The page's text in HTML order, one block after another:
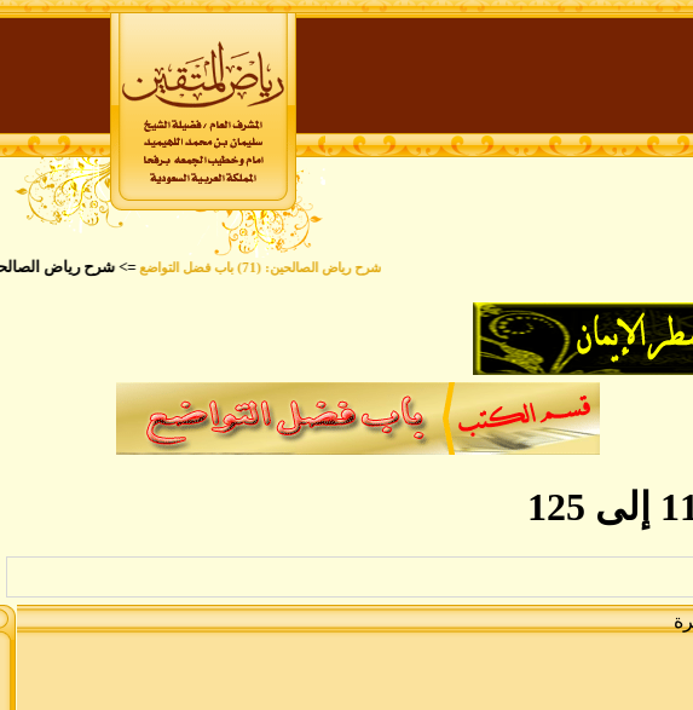
شرح رياض الصالحين: (71) باب فضل التواضع => شرح رياض الصالحين